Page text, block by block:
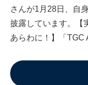
さんが1月28日、自
披露しています。【
あらわに！】「TGC